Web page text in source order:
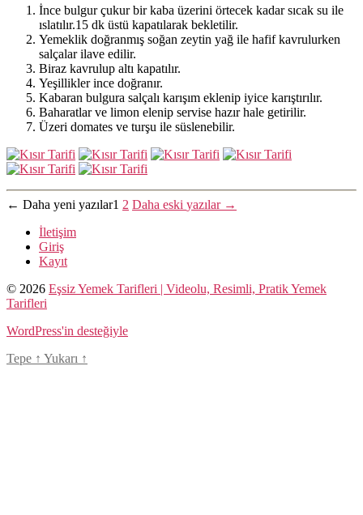
İnce bulgur çukur bir kaba üzerini örtecek kadar sıcak su ile
ıslatılır.15 dk üstü kapatılarak bekletilir.
Yemeklik doğranmış soğan zeytin yağ ile hafif kavrulurken
salçalar ilave edilir.
Biraz kavrulup altı kapatılır.
Yeşillikler ince doğranır.
Kabaran bulgura salçalı karışım eklenip iyice karıştırılır.
Baharatlar ve limon elenip servise hazır hale getirilir.
Üzeri domates ve turşu ile süslenebilir.
Yazı
sayfalaması
← Daha yeni yazılar1 2 Daha eski yazılar →
İletişim
Giriş
Kayıt
© 2026 Eşsiz Yemek Tarifleri | Videolu, Resimli, Pratik Yemek
Tarifleri
WordPress'in desteğiyle
Tepe ↑ Yukarı ↑